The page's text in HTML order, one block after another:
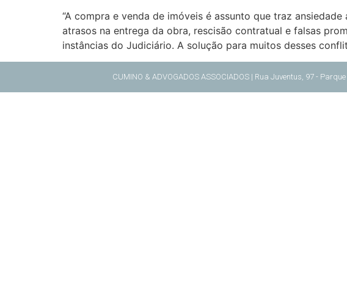
“A compra e venda de imóveis é assunto que traz
atrasos na entrega da obra, rescisão contratual e falsas
instâncias do Judiciário. A solução para muitos desses
CUMINO & ADVOGADOS ASSOCIADOS | Rua Juventus, 97 -